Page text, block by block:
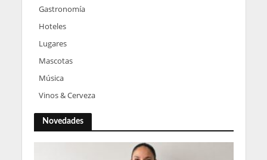
Gastronomía
Hoteles
Lugares
Mascotas
Música
Vinos & Cerveza
Novedades